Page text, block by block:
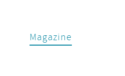
Magazine